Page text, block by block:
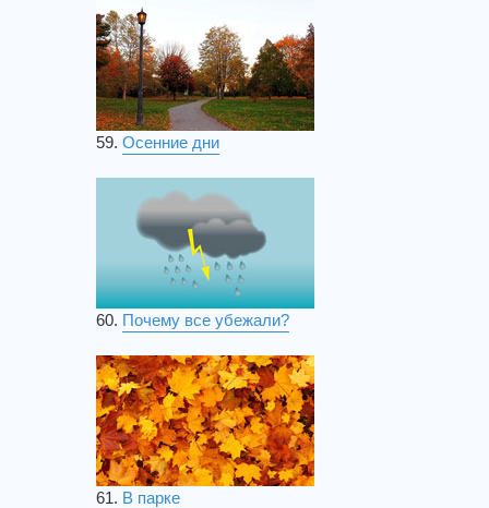
59. Осенние дни
60. Почему все убежали?
61. В парке